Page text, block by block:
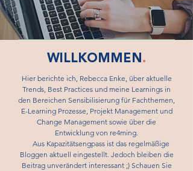
re4ming Blog
WILLKOMMEN.
Hier berichte ich, Rebecca Enke, über aktuelle
Trends, Best Practices und meine Learnings in
den Bereichen Sensibilisierung für Fachthemen,
E-Learning Prozesse, Projekt Management und
Change Management sowie über die
Entwicklung von re4ming.
Aus Kapazitätsengpass ist das regelmäßige
Bloggen aktuell eingestellt. Jedoch bleiben die
Beitrag unverändert interessant ;) Schauen Sie